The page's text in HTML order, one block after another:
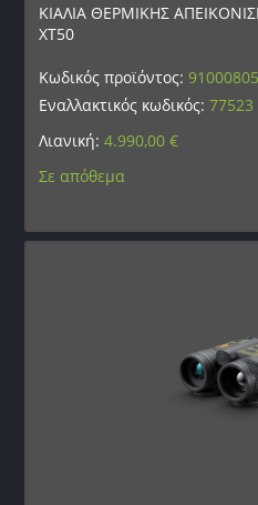
ΚΙΑΛΙΑ ΘΕΡΜΙΚΗΣ
XT50
Κωδικός προϊόντος:
Εναλλακτικός κωδικός:77523
Λιανική:4.990,00€
Σε απόθεμα